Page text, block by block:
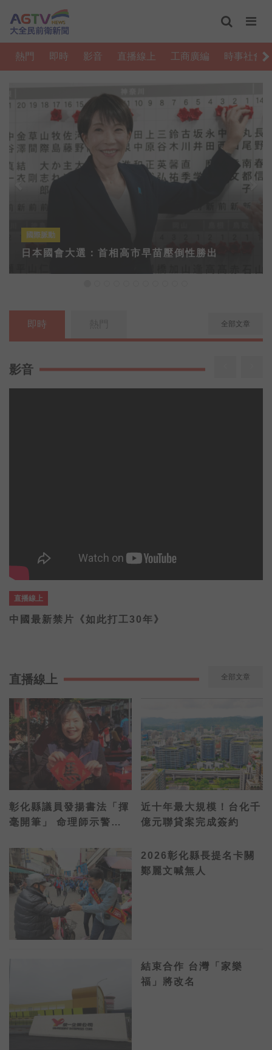
熱門 即時 影音 直播線上 工商廣編 時事社會
國際脈動
日本國會大選：首相高市早苗壓倒性勝出
即時 全部文章
影音
直播線上
中國最新禁片《如此打工30年》
直播線上 全部文章
彰化縣議員發揚書法「揮
毫開筆」 命理師示警：
近十年最大規模！台化千
億元聯貸案完成簽約
2026彰化縣長提名卡關
鄭麗文喊無人
結束合作 台灣「家樂
福」將改名